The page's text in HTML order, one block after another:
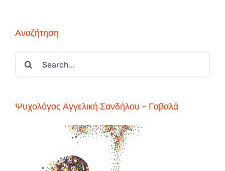
Αναζήτηση
Search
Ψυχολόγος Αγγελική Σανδήλου – Γαβαλά